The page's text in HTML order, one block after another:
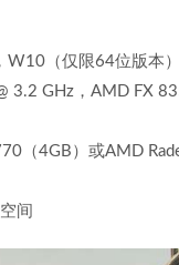
（仅限64位版本）
3.2 GHz，AMD FX
（4GB）或AMD
间